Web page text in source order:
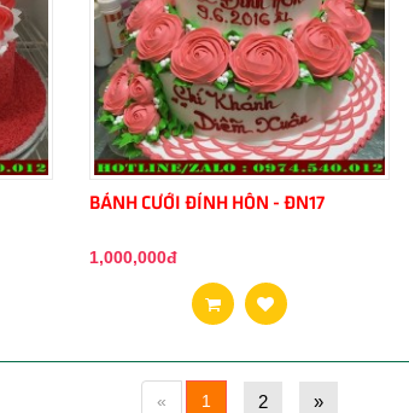
BÁNH CƯỚI ĐÍNH HÔN - ĐN17
1,000,000đ
« 1 2 »